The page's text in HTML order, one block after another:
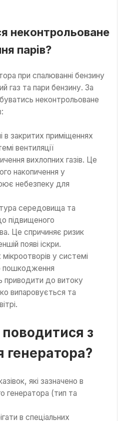
неконтрольоване
парів?
при спалюванні бензину
газ та пари бензину. За
неконтрольоване
в закритих приміщеннях
вентиляції
вихлопних газів. Це
накопичення у
небезпеку для
середовища та
підвищеного
Це спричиняє ризик
появі іскри.
у системі
пошкодження
приводити до витоку
випаровується та
з
які зазначено в
генератора (тип та
в спеціальних